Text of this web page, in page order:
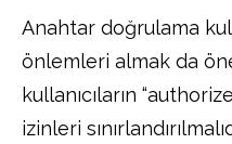
Anahtar doğrulama
önlemleri almak da
kullanıcıların
izinleri